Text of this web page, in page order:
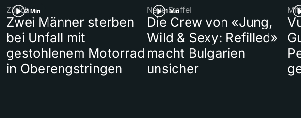
2 Min
Zürich
Zwei Männer sterben
bei Unfall mit
gestohlenem Motorrad
in Oberengstringen
1 Min
Neue Staffel
Die Crew von «Jung,
Wild & Sexy: Refilled»
macht Bulgarien
unsicher